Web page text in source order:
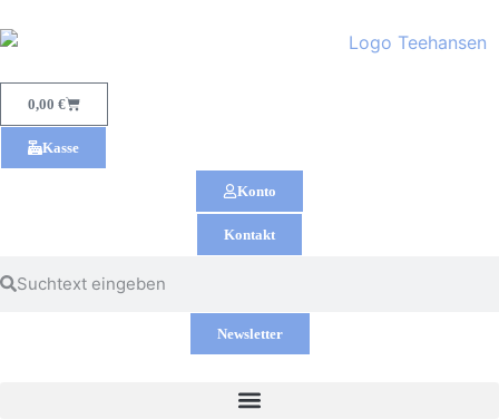
0,00 €
Kasse
Konto
Kontakt
Newsletter